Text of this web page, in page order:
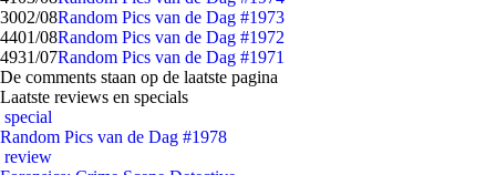
3002/08Random Pics van de Dag #1973
4401/08Random Pics van de Dag #1972
4931/07Random Pics van de Dag #1971
De comments staan op de laatste pagina
Laatste reviews en specials
special
Random Pics van de Dag #1978
review